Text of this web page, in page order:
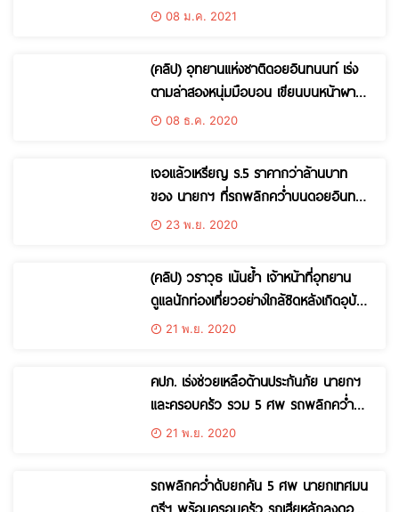
เป็นต้นไป
08 ม.ค. 2021
(คลิป) อุทยานแห่งชาติดอยอินทนนท์ เร่ง
ตามล่าสองหนุ่มมือบอน เขียนบนหน้าผาหิน
ในเขตอุทยานฯ สร้างความเสียหายต่อ
08 ธ.ค. 2020
เจอแล้วเหรียญ ร.5 ราคากว่าล้านบาท
ของ นายกฯ ที่รถพลิกคว่ำบนดอยอินทน
นท์23 พ.ย. 2020
(คลิป) วราวุธ เน้นย้ำ เจ้าหน้าที่อุทยาน
ดูแลนักท่องเที่ยวอย่างใกล้ชิดหลังเกิดอุบัติ
สลดดับ 5 ศพ
21 พ.ย. 2020
คปภ. เร่งช่วยเหลือด้านประกันภัย นายกฯ
และครอบครัว รวม 5 ศพ รถพลิกคว่ำ
ดอยอินทนนท์เชียงใหม่ รายละไม่ต่ำกว่า 1.7
21 พ.ย. 2020
รถพลิกคว่ำดับยกคัน 5 ศพ นายกเทศมน